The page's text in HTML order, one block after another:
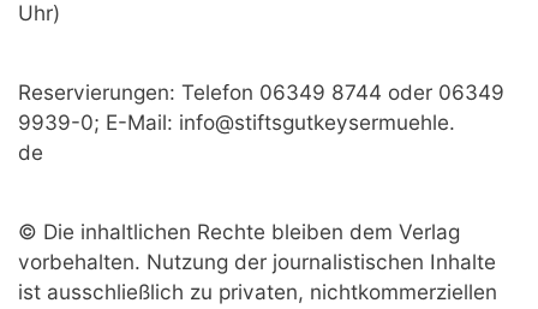
Uhr)
Reservierungen: Telefon 06349 8744 oder 06349
9939-0; E-Mail: info@stiftsgutkeysermuehle.
de
© Die inhaltlichen Rechte bleiben dem Verlag
vorbehalten. Nutzung der journalistischen Inhalte
ist ausschließlich zu privaten, nichtkommerziellen